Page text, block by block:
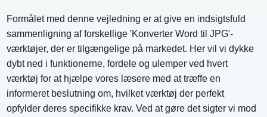
Formålet med denne vejledning er at give en indsigtsfuld
sammenligning af forskellige 'Konverter Word til JPG'-
værktøjer, der er tilgængelige på markedet. Her vil vi dykke
dybt ned i funktionerne, fordele og ulemper ved hvert
værktøj for at hjælpe vores læsere med at træffe en
informeret beslutning om, hvilket værktøj der perfekt
opfylder deres specifikke krav. Ved at gøre det sigter vi mod